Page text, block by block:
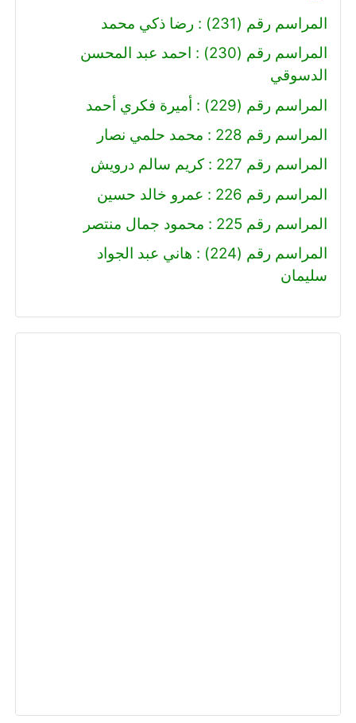
المراسم رقم (231) : رضا ذكي محمد
المراسم رقم (230) : احمد عبد المحسن
الدسوقي
المراسم رقم (229) : أميرة فكري أحمد
المراسم رقم 228 : محمد حلمي نصار
المراسم رقم 227 : كريم سالم درويش
المراسم رقم 226 : عمرو خالد حسين
المراسم رقم 225 : محمود جمال منتصر
المراسم رقم (224) : هاني عبد الجواد
سليمان